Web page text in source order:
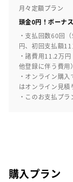
月々定額プラン
頭金0円！ボーナ
・支払回数60回
円、初回支払額
・諸費用11.2万
他登録に伴う費用
・オンライン購
はオンライン見積
・このお支払プ
購入プラン